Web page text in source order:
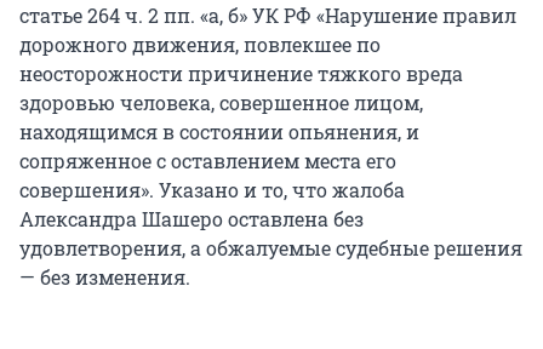
статье 264 ч. 2 пп. «а, б» УК РФ «Нарушение правил
дорожного движения, повлекшее по
неосторожности причинение тяжкого вреда
здоровью человека, совершенное лицом,
находящимся в состоянии опьянения, и
сопряженное с оставлением места его
совершения». Указано и то, что жалоба
Александра Шашеро оставлена без
удовлетворения, а обжалуемые судебные решения
— без изменения.